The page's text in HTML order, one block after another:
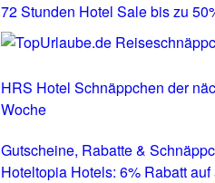
72 Stunden Hotel Sale bis zu
HRS Hotel Schnäppchen der
Woche
Gutscheine, Rabatte &
Hoteltopia Hotels: 6% Rabatt